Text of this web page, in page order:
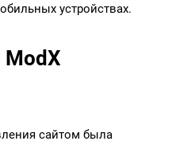
устройствах.
ModX
сайтом была